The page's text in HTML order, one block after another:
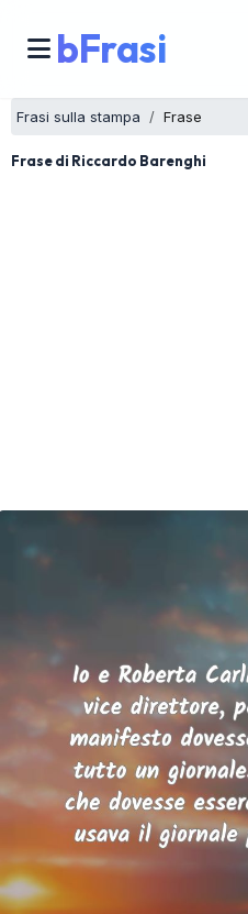
bFrasi
Frasi sulla stampa Frase
Frase di Riccardo Barenghi